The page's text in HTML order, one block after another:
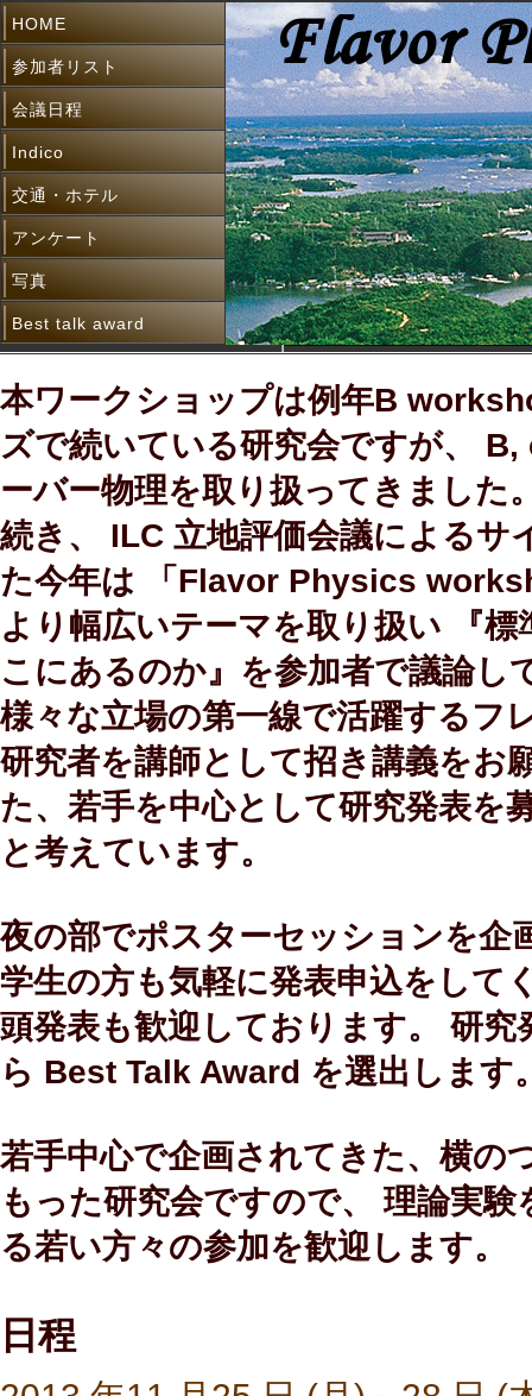
HOME
参加者リスト
会議日程
Indico
交通・ホテル
アンケート
写真
Best talk award
本ワークショップは例年B
ズで続いている研究会ですが、
ーバー物理を取り扱ってきました
続き、 ILC 立地評価会議によるサ
た今年は 「Flavor Physics
より幅広いテーマを取り扱い 『
こにあるのか』を参加者で議論し
様々な立場の第一線で活躍するフ
研究者を講師として招き講義をお
た、若手を中心として研究発表を
と考えています。
夜の部でポスターセッションを企
学生の方も気軽に発表申込をして
頭発表も歓迎しております。 研
ら Best Talk Award を選出します
若手中心で企画されてきた、横の
もった研究会ですので、 理論実
る若い方々の参加を歓迎します。
日程